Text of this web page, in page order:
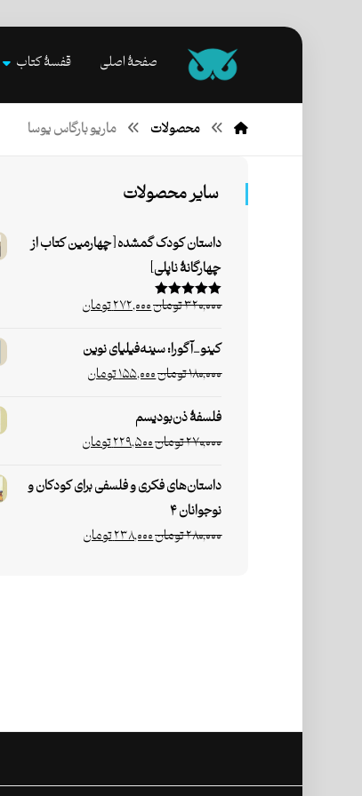
صفحۀ اصلی قفسۀ کتاب
محصولات ماریو بارگاس یوسا
سایر محصولات
داستان کودک گمشده [چهارمین کتاب از
چهارگانۀ ناپلی]
امتیاز۵.۰۰۳۲۰,۰۰۰تومان۲۷۲,۰۰۰تومان
کینو_آگورا: سینه‌فیلیای نوین
۱۸۰,۰۰۰تومان۱۵۵,۰۰۰تومان
فلسفۀ ذن‌بودیسم
۲۷۰,۰۰۰تومان۲۲۹,۵۰۰تومان
داستان‌های فکری و فلسفی برای کودکان و
نوجوانان ۴
۲۸۰,۰۰۰تومان۲۳۸,۰۰۰تومان